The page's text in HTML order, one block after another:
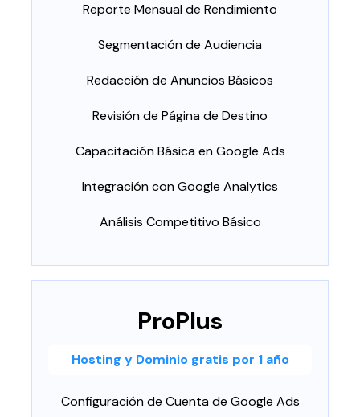
Reporte Mensual de Rendimiento
Segmentación de Audiencia
Redacción de Anuncios Básicos
Revisión de Página de Destino
Capacitación Básica en Google Ads
Integración con Google Analytics
Análisis Competitivo Básico
ProPlus
Hosting y Dominio gratis por 1 año
Configuración de Cuenta de Google Ads